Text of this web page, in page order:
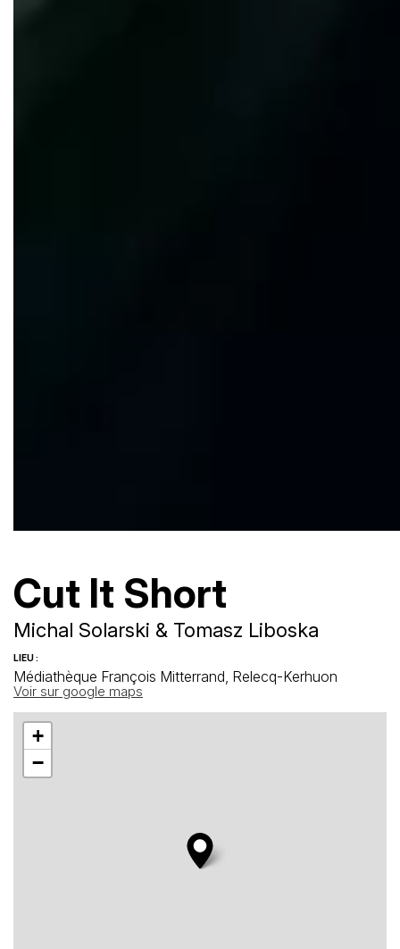
Cut It Short
Michal Solarski & Tomasz Liboska
LIEU :
Médiathèque François Mitterrand, Relecq-Kerhuon
Voir sur google maps
+
−